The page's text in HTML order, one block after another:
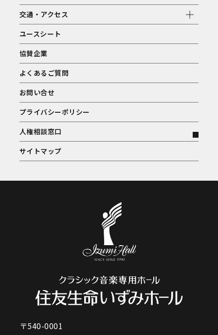
交通・アクセス
ユースシート
協賛企業
よくあるご質問
お問い合せ
プライバシーポリシー
人権相談窓口
サイトマップ
〒540-0001